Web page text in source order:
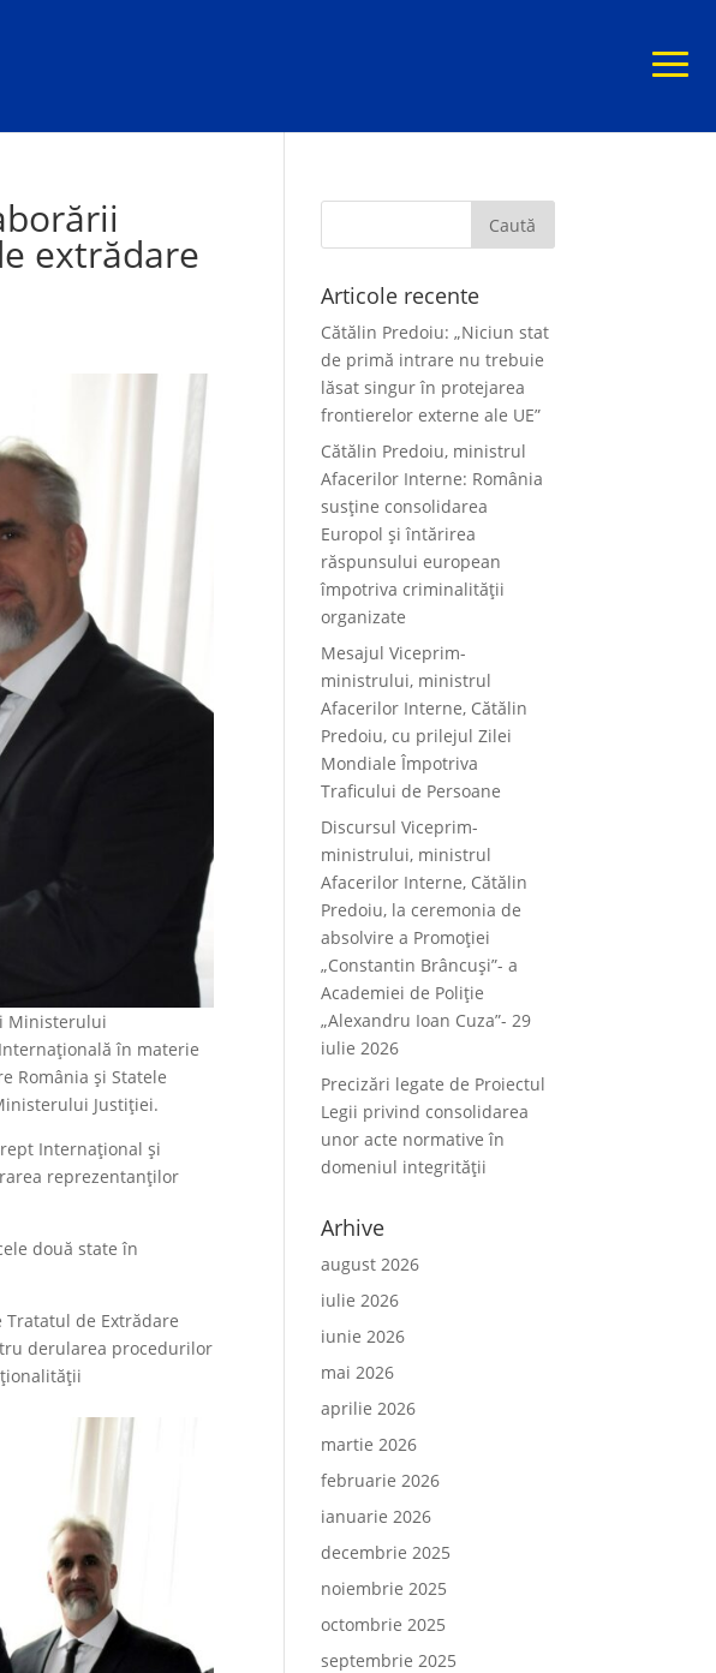
extrădare
Ministerului
în materie
România și Statele
Justiției.
Internațional și
reprezentanților
două state în
de Extrădare
derularea procedurilor
Articole recente
Cătălin Predoiu: „Niciun stat
de primă intrare nu trebuie
lăsat singur în protejarea
frontierelor externe ale UE”
Cătălin Predoiu, ministrul
Afacerilor Interne: România
susține consolidarea
Europol și întărirea
răspunsului european
împotriva criminalității
organizate
Mesajul Viceprim-
ministrului, ministrul
Afacerilor Interne, Cătălin
Predoiu, cu prilejul Zilei
Mondiale Împotriva
Traficului de Persoane
Discursul Viceprim-
ministrului, ministrul
Afacerilor Interne, Cătălin
Predoiu, la ceremonia de
absolvire a Promoției
„Constantin Brâncuși”- a
Academiei de Poliție
„Alexandru Ioan Cuza”- 29
iulie 2026
Precizări legate de Proiectul
Legii privind consolidarea
unor acte normative în
domeniul integrității
Arhive
august 2026
iulie 2026
iunie 2026
mai 2026
aprilie 2026
martie 2026
februarie 2026
ianuarie 2026
decembrie 2025
noiembrie 2025
octombrie 2025
septembrie 2025